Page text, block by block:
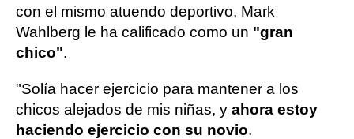
con el mismo atuendo deportivo, Mark
Wahlberg le ha calificado como un "gran
chico".
"Solía hacer ejercicio para mantener a los
chicos alejados de mis niñas, y ahora estoy
haciendo ejercicio con su novio.